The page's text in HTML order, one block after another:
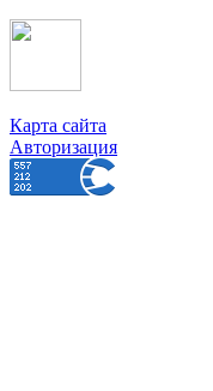
Карта сайта
Авторизация